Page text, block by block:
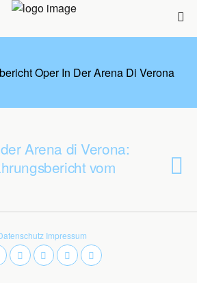
Oper In Der Arena Di Verona
Arena di Verona:
vom
Impressum